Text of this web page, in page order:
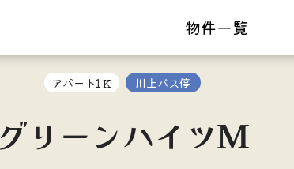
物件一覧
アパート1Ｋ 川上バス停
グリーンハイツＭ